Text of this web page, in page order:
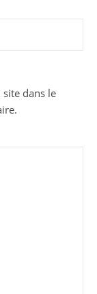
dans le